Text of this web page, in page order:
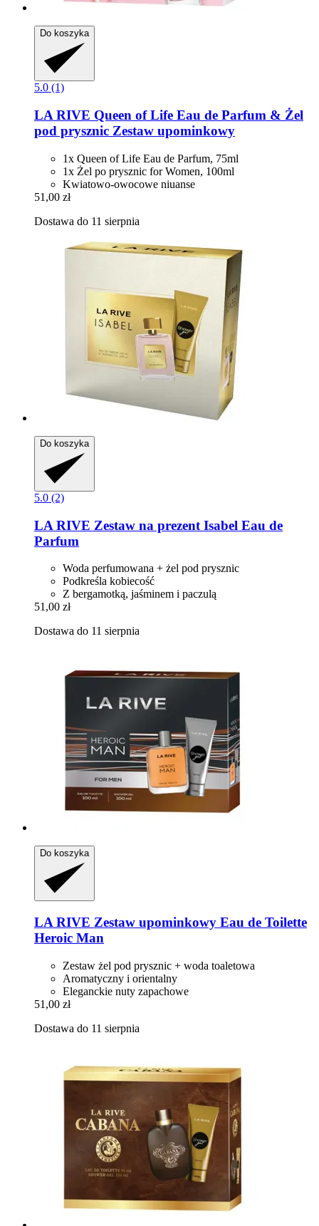
Do koszyka
5.0 (1)
LA RIVE Queen of Life Eau de Parfum & Żel
pod prysznic Zestaw upominkowy
1x Queen of Life Eau de Parfum, 75ml
1x Żel po prysznic for Women, 100ml
Kwiatowo-owocowe niuanse
51,00 zł
Dostawa do 11 sierpnia
Do koszyka
5.0 (2)
LA RIVE Zestaw na prezent Isabel Eau de
Parfum
Woda perfumowana + żel pod prysznic
Podkreśla kobiecość
Z bergamotką, jaśminem i paczulą
51,00 zł
Dostawa do 11 sierpnia
Do koszyka
LA RIVE Zestaw upominkowy Eau de Toilette
Heroic Man
Zestaw żel pod prysznic + woda toaletowa
Aromatyczny i orientalny
Eleganckie nuty zapachowe
51,00 zł
Dostawa do 11 sierpnia